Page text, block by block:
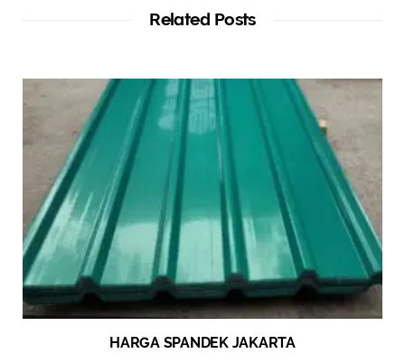
Related Posts
HARGA SPANDEK JAKARTA